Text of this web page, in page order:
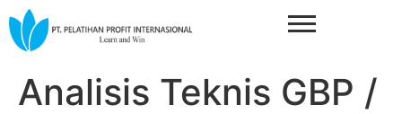
Analisis Teknis GBP /